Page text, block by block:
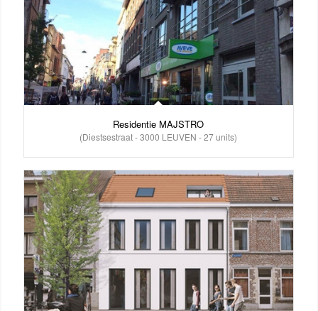
Residentie MAJSTRO
(Diestsestraat - 3000 LEUVEN - 27 units)